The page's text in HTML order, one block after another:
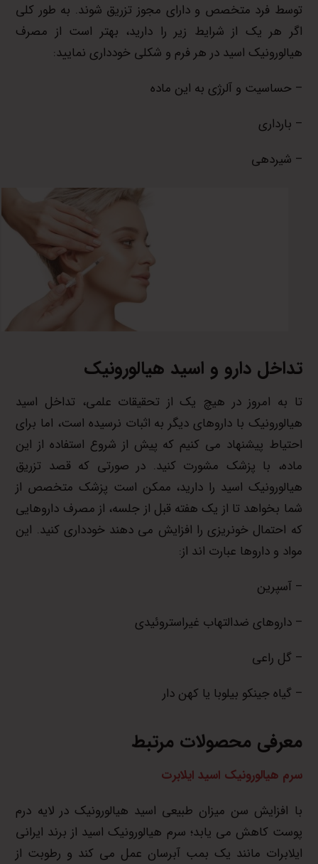
توسط فرد متخصص و دارای مجوز تزریق شوند. به طور کلی
اگر هر یک از شرایط زیر را دارید، بهتر است از مصرف
هیالورونیک اسید در هر فرم و شکلی خودداری نمایید:
– حساسیت و آلرژی به این ماده
– بارداری
– شیردهی
تداخل دارو و اسید هیالورونیک
تا به امروز در هیچ یک از تحقیقات علمی، تداخل اسید
هیالورونیک با داروهای دیگر به اثبات نرسیده است، اما برای
احتیاط پیشنهاد می کنیم که پیش از شروع استفاده از این
ماده، با پزشک مشورت کنید. در صورتی که قصد تزریق
هیالورونیک اسید را دارید، ممکن است پزشک متخصص از
شما بخواهد تا از یک هفته قبل از جلسه، از مصرف داروهایی
که احتمال خونریزی را افزایش می دهند خودداری کنید. این
مواد و داروها عبارت اند از:
– آسپرین
– داروهای ضدالتهاب غیراستروئیدی
– گل راعی
– گیاه جینکو بیلوبا یا کهن دار
معرفی محصولات مرتبط
سرم هیالورونیک اسید ایلابرت
با افزایش سن میزان طبیعی اسید هیالورونیک در لایه درم
پوست کاهش می یابد؛ سرم هیالورونیک اسید از برند ایرانی
ایلابرات مانند یک بمب آبرسان عمل می کند و رطوبت از